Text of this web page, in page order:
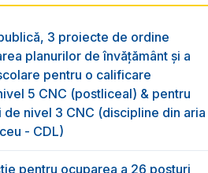
3 proiecte de ordine
planurilor de învățământ și a
pentru o calificare
5 CNC (postliceal) & pentru
nivel 3 CNC (discipline din aria
- CDL)
pentru ocuparea a 26 posturi